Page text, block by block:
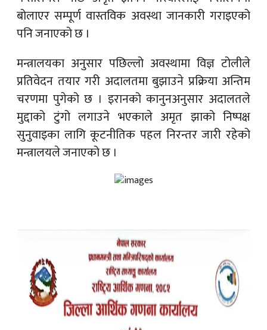
बोलाएर सम्पूर्ण वास्तविक अवस्था जानकारी गराइएको
पनि जनाएको छ ।
मन्त्रालयका अनुसार पछिल्लो अवस्थामा विज्ञ टोलीले
प्रतिवेदन तयार गरी अदालतमा बुझाउने प्रक्रिया अन्तिम
चरणमा पुगेको छ । इरानको कानुनअनुसार अदालतले
मुद्दाको टुंगो लगाउने भएकाले अमृत झाको निष्पक्ष
सुनुवाइका लागि कूटनीतिक पहल निरन्तर जारी रहेको
मन्त्रालयले जनाएको छ ।